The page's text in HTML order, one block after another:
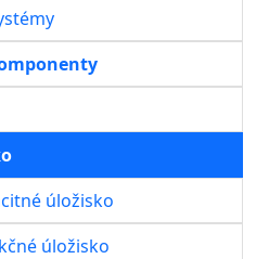
úložisko
úložisko